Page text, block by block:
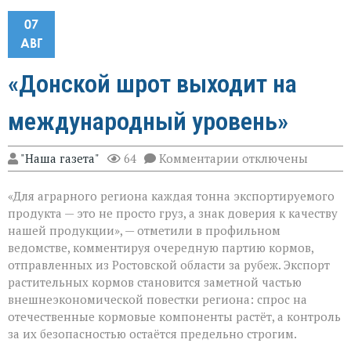
07
АВГ
«Донской шрот выходит на
международный уровень»
"Наша газета" 64 Комментарии к
записи
шрот
выходит
международный
уровень»
отключены
«Для аграрного региона каждая тонна экспортируемого
продукта — это не просто груз, а знак доверия к качеству
нашей продукции», — отметили в профильном
ведомстве, комментируя очередную партию кормов,
отправленных из Ростовской области за рубеж. Экспорт
растительных кормов становится заметной частью
внешнеэкономической повестки региона: спрос на
отечественные кормовые компоненты растёт, а контроль
за их безопасностью остаётся предельно строгим.